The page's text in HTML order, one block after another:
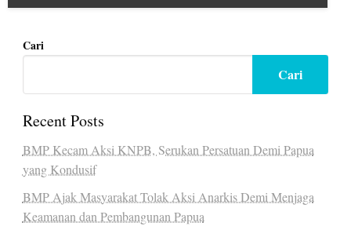
Cari
Cari
Recent Posts
BMP Kecam Aksi KNPB, Serukan Persatuan Demi Papua
yang Kondusif
BMP Ajak Masyarakat Tolak Aksi Anarkis Demi Menjaga
Keamanan dan Pembangunan Papua